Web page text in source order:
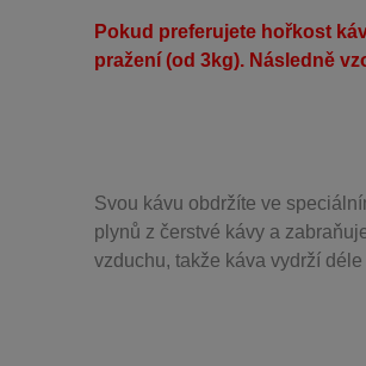
Pokud preferujete hořkost
pražení (od 3kg). Následně
Svou kávu obdržíte ve
plynů z čerstvé kávy a
vzduchu, takže káva vydrží